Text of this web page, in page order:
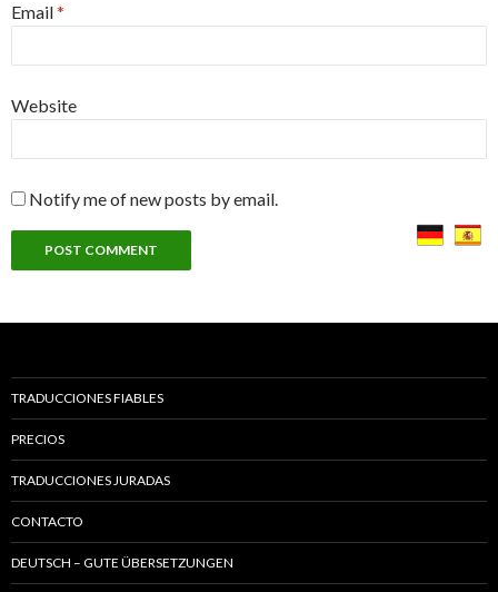
Email*
Website
Notify me of new posts by email.
TRADUCCIONES FIABLES
PRECIOS
TRADUCCIONES JURADAS
CONTACTO
DEUTSCH – GUTE ÜBERSETZUNGEN